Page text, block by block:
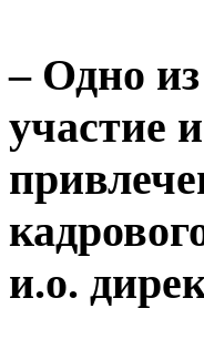
– Одно
участие
и.о.